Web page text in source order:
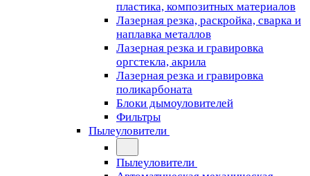
пластика, композитных материалов
Лазерная резка, раскройка, сварка и
наплавка металлов
Лазерная резка и гравировка
оргстекла, акрила
Лазерная резка и гравировка
поликарбоната
Блоки дымоуловителей
Фильтры
Пылеуловители
Пылеуловители